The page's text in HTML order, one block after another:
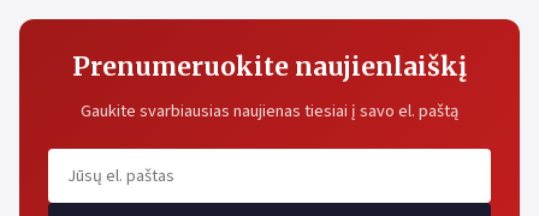
Prenumeruokite naujienlaiškį
Gaukite svarbiausias naujienas tiesiai į savo el. paštą